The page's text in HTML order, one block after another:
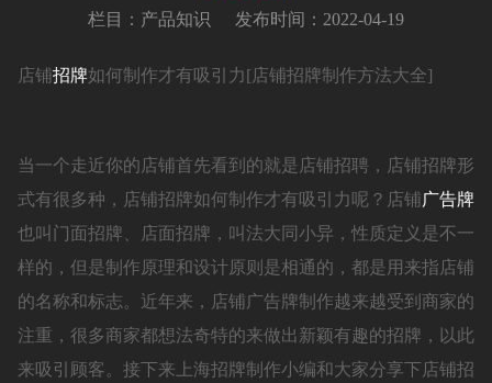
栏目：产品知识 发布时间：2022-04-19
店铺招牌如何制作才有吸引力[店铺招牌制作方法大全]
当一个走近你的店铺首先看到的就是店铺招聘，店铺招牌形
式有很多种，店铺招牌如何制作才有吸引力呢？店铺广告牌
也叫门面招牌、店面招牌，叫法大同小异，性质定义是不一
样的，但是制作原理和设计原则是相通的，都是用来指店铺
的名称和标志。近年来，店铺广告牌制作越来越受到商家的
注重，很多商家都想法奇特的来做出新颖有趣的招牌，以此
来吸引顾客。接下来上海招牌制作小编和大家分享下店铺招